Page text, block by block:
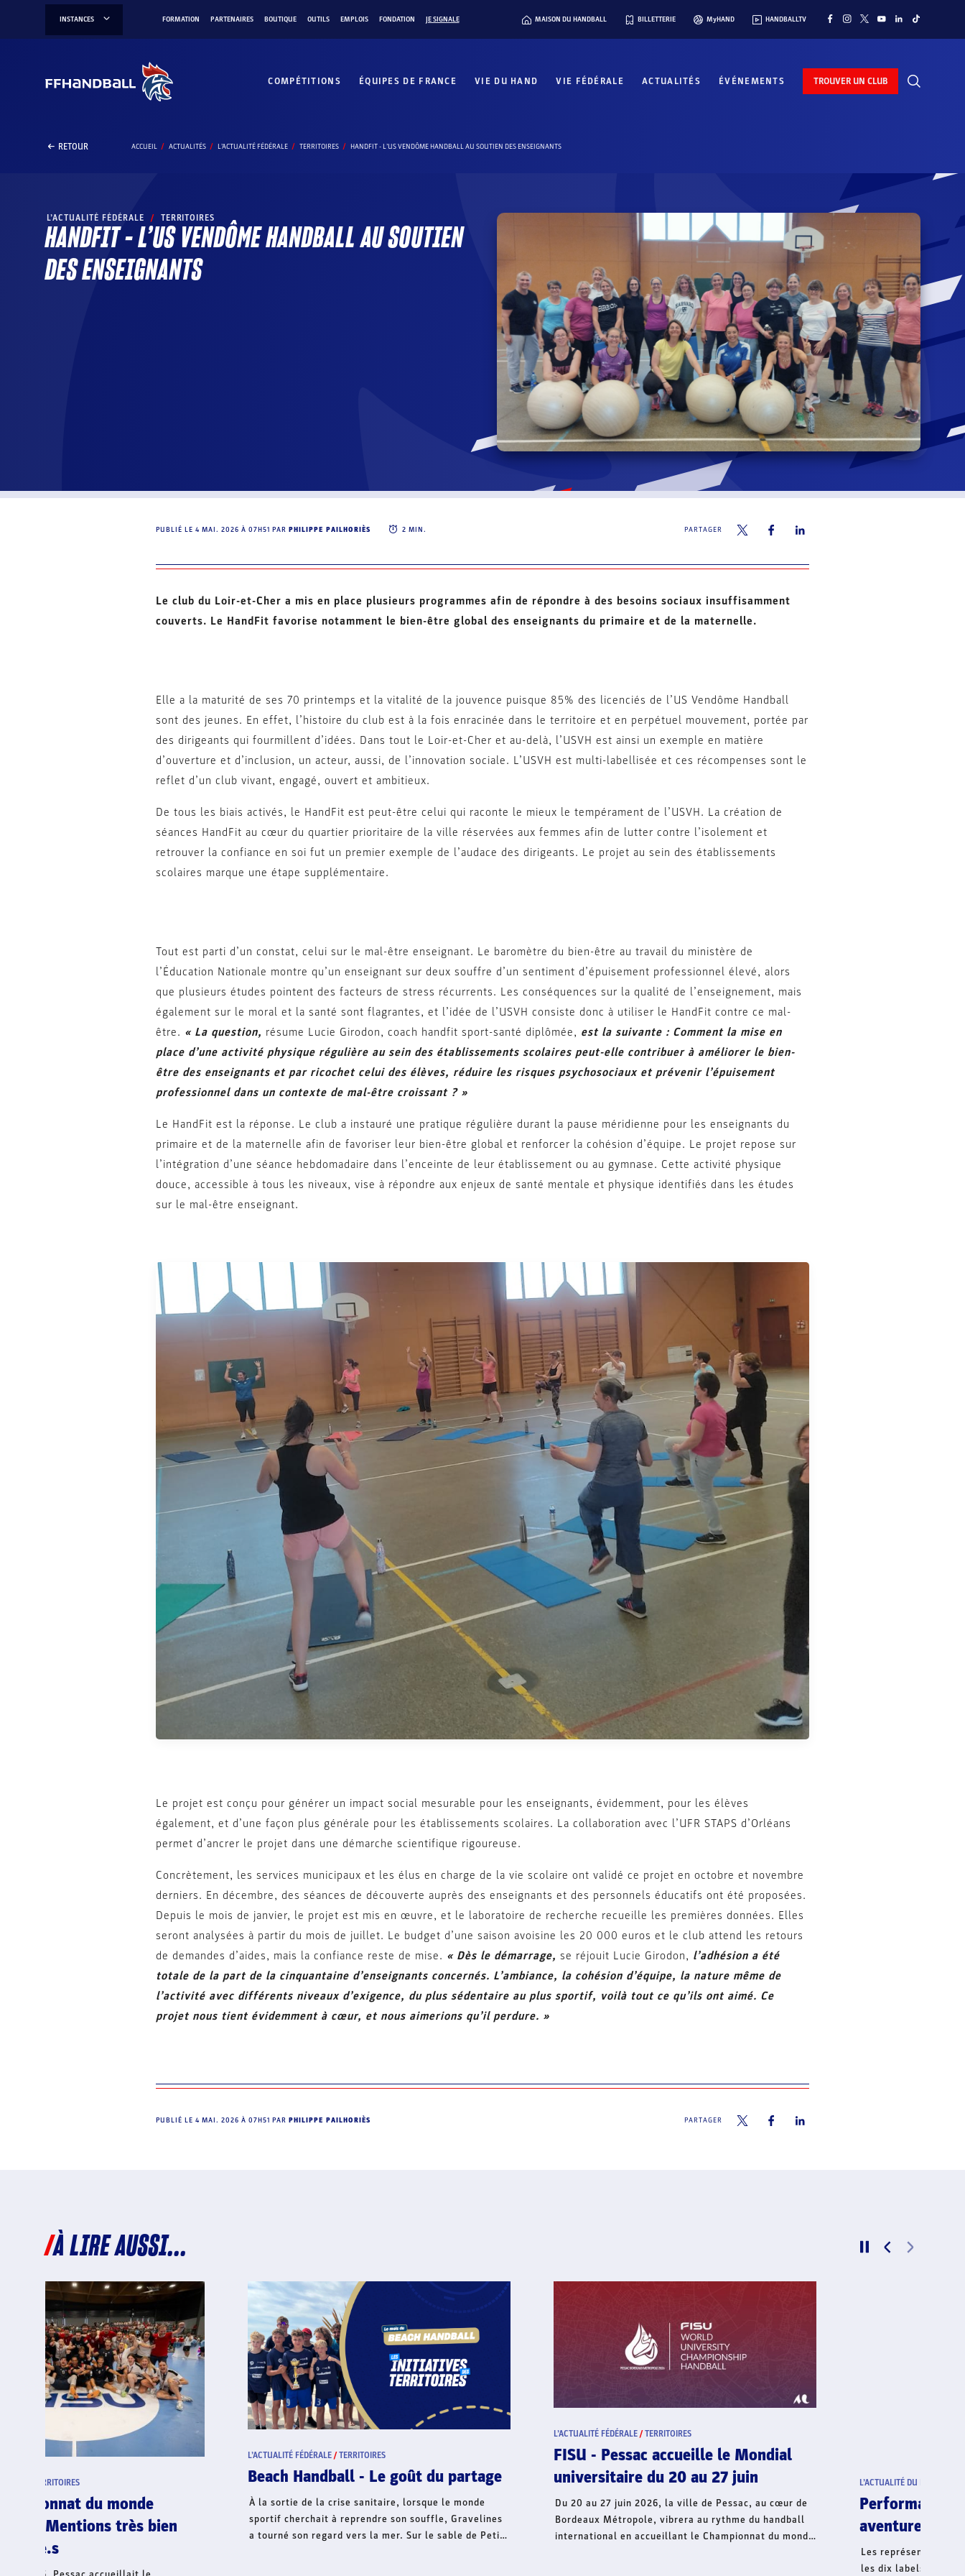
INSTANCES FORMATION PARTENAIRES BOUTIQUE OUTILS EMPLOIS FONDATION JE SIGNALE MAISON DU HANDBALL BILLETTERIE MyHAND HANDBALLTV
COMPÉTITIONS ÉQUIPES DE FRANCE VIE DU HAND VIE FÉDÉRALE ACTUALITÉS ÉVÉNEMENTS TROUVER UN CLUB
RETOUR ACCUEIL ACTUALITÉS L’ACTUALITÉ FÉDÉRALE TERRITOIRES HANDFIT - L’US VENDÔME HANDBALL AU SOUTIEN DES ENSEIGNANTS
L’ACTUALITÉ FÉDÉRALE / TERRITOIRES
HANDFIT – L’US VENDÔME HANDBALL AU SOUTIEN
DES ENSEIGNANTS
PUBLIÉ LE 4 MAI. 2026 À 07H51 PAR PHILIPPE PAILHORIÈS 2 MIN. PARTAGER
Le club du Loir-et-Cher a mis en place plusieurs programmes afin de répondre à des besoins sociaux insuffisamment
couverts. Le HandFit favorise notamment le bien-être global des enseignants du primaire et de la maternelle.
Elle a la maturité de ses 70 printemps et la vitalité de la jouvence puisque 85% des licenciés de l’US Vendôme Handball
sont des jeunes. En effet, l’histoire du club est à la fois enracinée dans le territoire et en perpétuel mouvement, portée par
des dirigeants qui fourmillent d’idées. Dans tout le Loir-et-Cher et au-delà, l’USVH est ainsi un exemple en matière
d’ouverture et d’inclusion, un acteur, aussi, de l’innovation sociale. L’USVH est multi-labellisée et ces récompenses sont le
reflet d’un club vivant, engagé, ouvert et ambitieux.
De tous les biais activés, le HandFit est peut-être celui qui raconte le mieux le tempérament de l’USVH. La création de
séances HandFit au cœur du quartier prioritaire de la ville réservées aux femmes afin de lutter contre l’isolement et
retrouver la confiance en soi fut un premier exemple de l’audace des dirigeants. Le projet au sein des établissements
scolaires marque une étape supplémentaire.
Tout est parti d’un constat, celui sur le mal-être enseignant. Le baromètre du bien-être au travail du ministère de
l’Éducation Nationale montre qu’un enseignant sur deux souffre d’un sentiment d’épuisement professionnel élevé, alors
que plusieurs études pointent des facteurs de stress récurrents. Les conséquences sur la qualité de l’enseignement, mais
également sur le moral et la santé sont flagrantes, et l’idée de l’USVH consiste donc à utiliser le HandFit contre ce mal-
être. « La question, résume Lucie Girodon, coach handfit sport-santé diplômée, est la suivante : Comment la mise en
place d’une activité physique régulière au sein des établissements scolaires peut-elle contribuer à améliorer le bien-
être des enseignants et par ricochet celui des élèves, réduire les risques psychosociaux et prévenir l’épuisement
professionnel dans un contexte de mal-être croissant ? »
Le HandFit est la réponse. Le club a instauré une pratique régulière durant la pause méridienne pour les enseignants du
primaire et de la maternelle afin de favoriser leur bien-être global et renforcer la cohésion d’équipe. Le projet repose sur
l’intégration d’une séance hebdomadaire dans l’enceinte de leur établissement ou au gymnase. Cette activité physique
douce, accessible à tous les niveaux, vise à répondre aux enjeux de santé mentale et physique identifiés dans les études
sur le mal-être enseignant.
Le projet est conçu pour générer un impact social mesurable pour les enseignants, évidemment, pour les élèves
également, et d’une façon plus générale pour les établissements scolaires. La collaboration avec l’UFR STAPS d’Orléans
permet d’ancrer le projet dans une démarche scientifique rigoureuse.
Concrètement, les services municipaux et les élus en charge de la vie scolaire ont validé ce projet en octobre et novembre
derniers. En décembre, des séances de découverte auprès des enseignants et des personnels éducatifs ont été proposées.
Depuis le mois de janvier, le projet est mis en œuvre, et le laboratoire de recherche recueille les premières données. Elles
seront analysées à partir du mois de juillet. Le budget d’une saison avoisine les 20 000 euros et le club attend les retours
de demandes d’aides, mais la confiance reste de mise. « Dès le démarrage, se réjouit Lucie Girodon, l’adhésion a été
totale de la part de la cinquantaine d’enseignants concernés. L’ambiance, la cohésion d’équipe, la nature même de
l’activité avec différents niveaux d’exigence, du plus sédentaire au plus sportif, voilà tout ce qu’ils ont aimé. Ce
projet nous tient évidemment à cœur, et nous aimerions qu’il perdure. »
PUBLIÉ LE 4 MAI. 2026 À 07H51 PAR PHILIPPE PAILHORIÈS PARTAGER
À LIRE AUSSI...
L’ACTUALITÉ DU HAND
Performance sociale - La belle
aventure
Les représentants des clubs qui ont réussi à décrocher
les dix labels délivrés par la FFHandball ont été reçus
L’ACTUALITÉ FÉDÉRALE
HAND À 4 - À L'ASSAUT DES CITY-
STADES
Le club de Sologne des Etangs a choisi de faire
découvrir le Hand à 4 aux enfants de la Communauté
L’ACTUALITÉ FÉDÉRALE/ TERRITOIRES
Vie fédérale - 99e Assemblée
Générale - Escale en Corse
C’est au Palais des Congrès d’Ajaccio que se déroulera
la 99e Assemblée Générale de la FFHandball les 8 et